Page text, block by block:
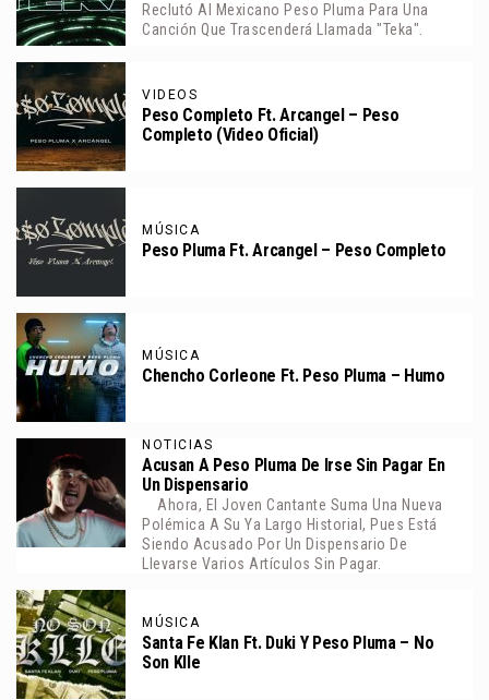
Reclutó Al Mexicano Peso Pluma Para Una
Canción Que Trascenderá Llamada "Teka".
VIDEOS
Peso Completo Ft. Arcangel – Peso
Completo (Video Oficial)
MÚSICA
Peso Pluma Ft. Arcangel – Peso Completo
MÚSICA
Chencho Corleone Ft. Peso Pluma – Humo
NOTICIAS
Acusan A Peso Pluma De Irse Sin Pagar En
Un Dispensario
Ahora, El Joven Cantante Suma Una Nueva
Polémica A Su Ya Largo Historial, Pues Está
Siendo Acusado Por Un Dispensario De
Llevarse Varios Artículos Sin Pagar.
MÚSICA
Santa Fe Klan Ft. Duki Y Peso Pluma – No
Son Klle